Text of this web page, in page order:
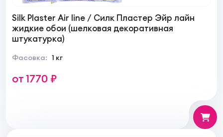
Silk Plaster Air line / Силк Пластер Эйр лайн
жидкие обои (шелковая декоративная
штукатурка)
Фасовка: 1 кг
от 1770 ₽